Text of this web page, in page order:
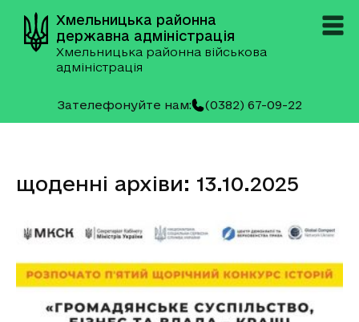
Хмельницька районна
державна адміністрація
Хмельницька районна військова
адміністрація
Зателефонуйте нам: (0382) 67-09-22
щоденні архіви: 13.10.2025